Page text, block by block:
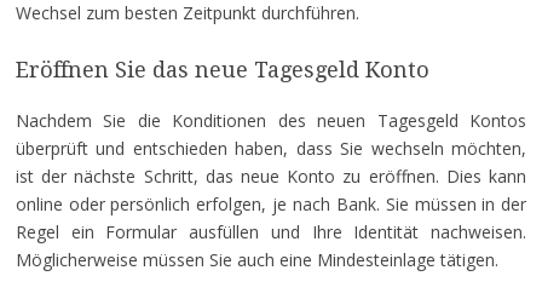
Wechsel zum besten Zeitpunkt durchführen.
Eröffnen Sie das neue Tagesgeld Konto
Nachdem Sie die Konditionen des neuen Tagesgeld Kontos
überprüft und entschieden haben, dass Sie wechseln möchten,
ist der nächste Schritt, das neue Konto zu eröffnen. Dies kann
online oder persönlich erfolgen, je nach Bank. Sie müssen in der
Regel ein Formular ausfüllen und Ihre Identität nachweisen.
Möglicherweise müssen Sie auch eine Mindesteinlage tätigen.